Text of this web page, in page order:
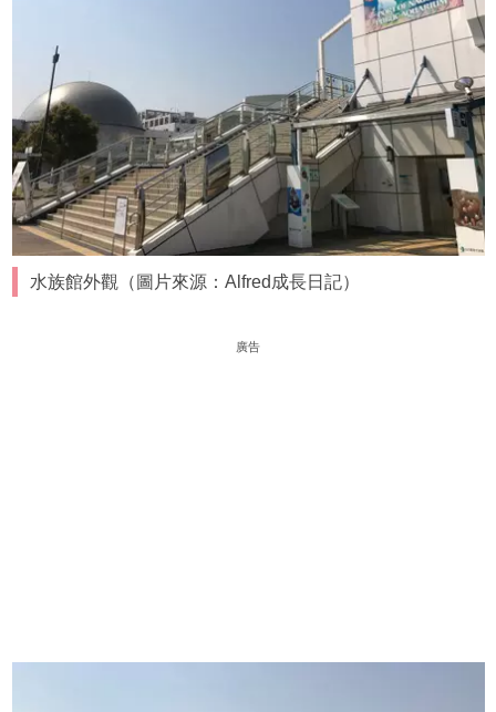
水族館外觀（圖片來源：Alfred成長日記）
廣告